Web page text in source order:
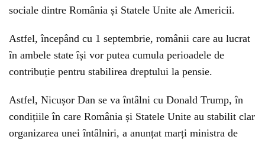
sociale dintre România și Statele Unite ale Americii.
Astfel, începând cu 1 septembrie, românii care au lucrat
în ambele state își vor putea cumula perioadele de
contribuție pentru stabilirea dreptului la pensie.
Astfel, Nicușor Dan se va întâlni cu Donald Trump, în
condițiile în care România și Statele Unite au stabilit clar
organizarea unei întâlniri, a anunțat marți ministra de